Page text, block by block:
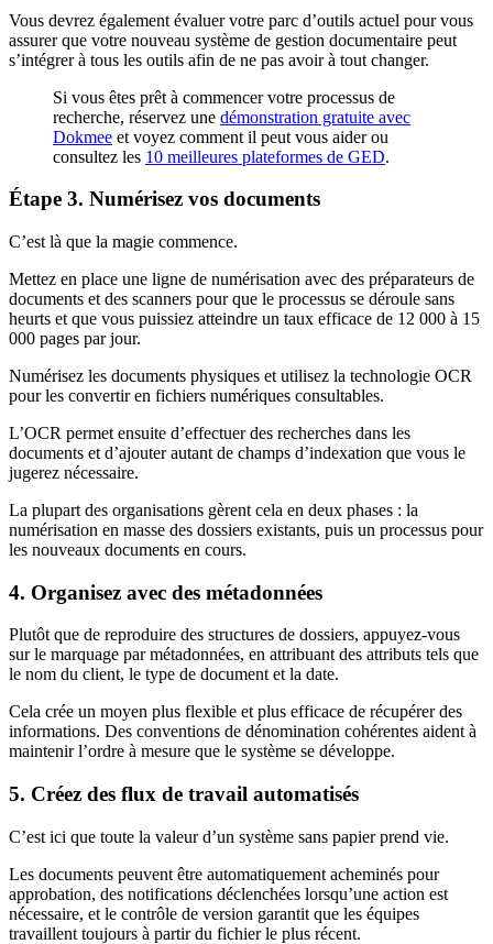
Vous devrez également évaluer votre parc d’outils actuel pour vous
assurer que votre nouveau système de gestion documentaire peut
s’intégrer à tous les outils afin de ne pas avoir à tout changer.
Si vous êtes prêt à commencer votre processus de
recherche, réservez une démonstration gratuite avec
Dokmee et voyez comment il peut vous aider ou
consultez les 10 meilleures plateformes de GED.
Étape 3. Numérisez vos documents
C’est là que la magie commence.
Mettez en place une ligne de numérisation avec des préparateurs de
documents et des scanners pour que le processus se déroule sans
heurts et que vous puissiez atteindre un taux efficace de 12 000 à 15
000 pages par jour.
Numérisez les documents physiques et utilisez la technologie OCR
pour les convertir en fichiers numériques consultables.
L’OCR permet ensuite d’effectuer des recherches dans les
documents et d’ajouter autant de champs d’indexation que vous le
jugerez nécessaire.
La plupart des organisations gèrent cela en deux phases : la
numérisation en masse des dossiers existants, puis un processus pour
les nouveaux documents en cours.
4. Organisez avec des métadonnées
Plutôt que de reproduire des structures de dossiers, appuyez-vous
sur le marquage par métadonnées, en attribuant des attributs tels que
le nom du client, le type de document et la date.
Cela crée un moyen plus flexible et plus efficace de récupérer des
informations. Des conventions de dénomination cohérentes aident à
maintenir l’ordre à mesure que le système se développe.
5. Créez des flux de travail automatisés
C’est ici que toute la valeur d’un système sans papier prend vie.
Les documents peuvent être automatiquement acheminés pour
approbation, des notifications déclenchées lorsqu’une action est
nécessaire, et le contrôle de version garantit que les équipes
travaillent toujours à partir du fichier le plus récent.